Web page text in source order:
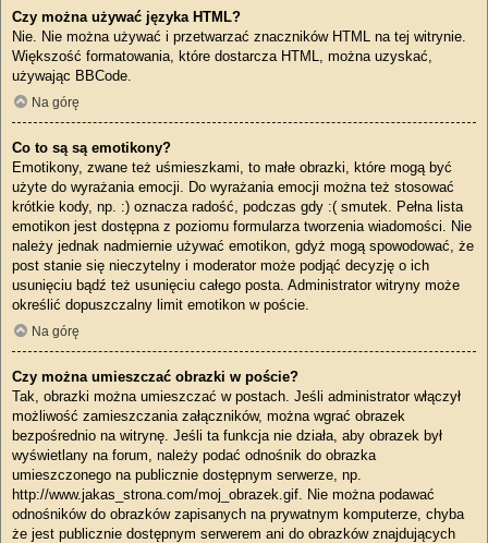
Czy można używać języka HTML?
Nie. Nie można używać i przetwarzać znaczników HTML na tej witrynie.
Większość formatowania, które dostarcza HTML, można uzyskać,
używając BBCode.
Na górę
Co to są są emotikony?
Emotikony, zwane też uśmieszkami, to małe obrazki, które mogą być
użyte do wyrażania emocji. Do wyrażania emocji można też stosować
krótkie kody, np. :) oznacza radość, podczas gdy :( smutek. Pełna lista
emotikon jest dostępna z poziomu formularza tworzenia wiadomości. Nie
należy jednak nadmiernie używać emotikon, gdyż mogą spowodować, że
post stanie się nieczytelny i moderator może podjąć decyzję o ich
usunięciu bądź też usunięciu całego posta. Administrator witryny może
określić dopuszczalny limit emotikon w poście.
Na górę
Czy można umieszczać obrazki w poście?
Tak, obrazki można umieszczać w postach. Jeśli administrator włączył
możliwość zamieszczania załączników, można wgrać obrazek
bezpośrednio na witrynę. Jeśli ta funkcja nie działa, aby obrazek był
wyświetlany na forum, należy podać odnośnik do obrazka
umieszczonego na publicznie dostępnym serwerze, np.
http://www.jakas_strona.com/moj_obrazek.gif. Nie można podawać
odnośników do obrazków zapisanych na prywatnym komputerze, chyba
że jest publicznie dostępnym serwerem ani do obrazków znajdujących